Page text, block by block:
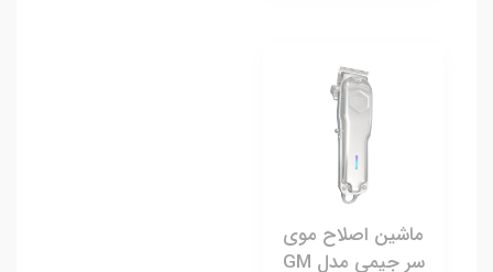
ماشین اصلاح موی
سر جیمی مدل GM